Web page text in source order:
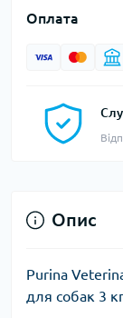
Оплата
Опис
Purina
для собак 3